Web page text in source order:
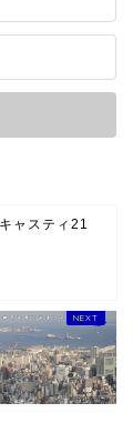
ャスティ21